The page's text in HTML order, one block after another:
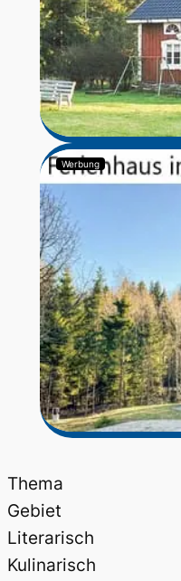
Werbung
Thema
Gebiet
Literarisch
Kulinarisch